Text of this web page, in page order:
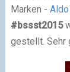
Marken -
#bssst2015
gestellt. Sehr